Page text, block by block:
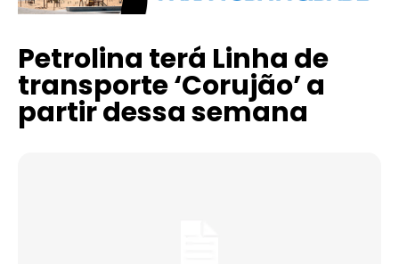
Petrolina terá Linha de
transporte ‘Corujão’ a
partir dessa semana